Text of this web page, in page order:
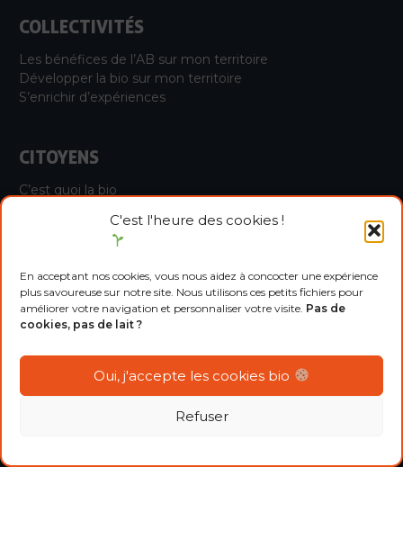
C'est l'heure des cookies !
En acceptant nos cookies, vous nous aidez à concocter une expérience
plus savoureuse sur notre site. Nous utilisons ces petits fichiers pour
améliorer votre navigation et personnaliser votre visite. Pas de
cookies, pas de lait ?
Oui, j'accepte les cookies bio
Refuser
COLLECTIVITÉS
Les bénéfices de l’AB sur mon territoire
Développer la bio sur mon territoire
S’enrichir d’expériences
CITOYENS
C’est quoi la bio
Découvrir le dispositif P.A.N.I.E.R.S.
LIENS UTILES
Bio HDF
Agenda
Nous contacter
Docuthèque